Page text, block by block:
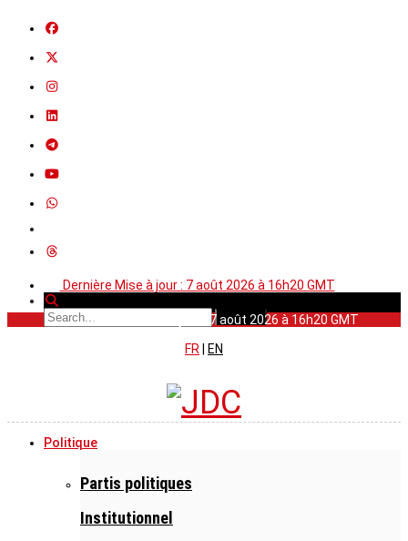
Dernière Mise à jour : 7 août 2026 à 16h20 GMT
Dernière Mise à jour : 7 août 2026 à 16h20 GMT
FR
EN
Politique
Partis politiques
Institutionnel